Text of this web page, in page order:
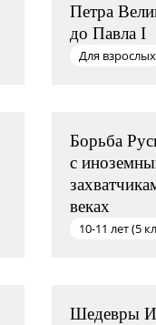
Петра
до Павла I
Для взрослых
Борьба
с
веках
10-11 лет (5
Шедевры